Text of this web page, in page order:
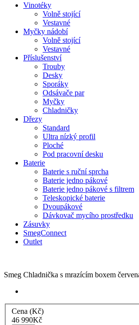
Vinotéky
Volně stojící
Vestavné
Myčky nádobí
Volně stojící
Vestavné
Příslušenství
Trouby
Desky
Sporáky
Odsávače par
Myčky
Chladničky
Dřezy
Standard
Ultra nízký profil
Ploché
Pod pracovní desku
Baterie
Baterie s ruční sprcha
Baterie jedno pákové
Baterie jedno pákové s filtrem
Teleskopické baterie
Dvoupákové
Dávkovač mycího prostředku
Zásuvky
SmegConnect
Outlet
Smeg Chladnička s mrazícím boxem
Cena (Kč)
46 990Kč